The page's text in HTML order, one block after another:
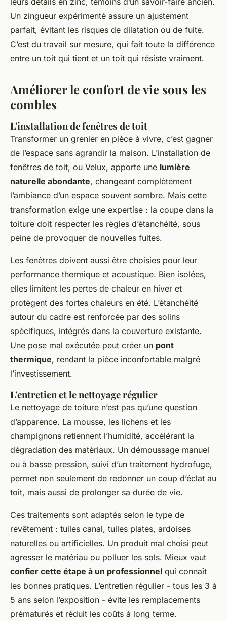
Un zingueur expérimenté assure un ajustement
parfait, évitant les risques de dilatation ou de fuite.
C’est du travail sur mesure, qui fait toute la différence
entre un toit qui tient et un toit qui résiste vraiment.
Améliorer le confort de vie sous les
combles
L'installation de fenêtres de toit
Transformer un grenier en pièce à vivre, c’est gagner
de l’espace sans agrandir la maison. L’installation de
fenêtres de toit, ou Velux, apporte une lumière
naturelle abondante, changeant complètement
l’ambiance d’un espace souvent sombre. Mais cette
transformation exige une expertise : la coupe dans la
toiture doit respecter les règles d’étanchéité, sous
peine de provoquer de nouvelles fuites.
Les fenêtres doivent aussi être choisies pour leur
performance thermique et acoustique. Bien isolées,
elles limitent les pertes de chaleur en hiver et
protègent des fortes chaleurs en été. L’étanchéité
autour du cadre est renforcée par des solins
spécifiques, intégrés dans la couverture existante.
Une pose mal exécutée peut créer un pont
thermique, rendant la pièce inconfortable malgré
l’investissement.
L'entretien et le nettoyage régulier
Le nettoyage de toiture n’est pas qu’une question
d’apparence. La mousse, les lichens et les
champignons retiennent l’humidité, accélérant la
dégradation des matériaux. Un démoussage manuel
ou à basse pression, suivi d’un traitement hydrofuge,
permet non seulement de redonner un coup d’éclat au
toit, mais aussi de prolonger sa durée de vie.
Ces traitements sont adaptés selon le type de
revêtement : tuiles canal, tuiles plates, ardoises
naturelles ou artificielles. Un produit mal choisi peut
agresser le matériau ou polluer les sols. Mieux vaut
confier cette étape à un professionnel qui connaît
les bonnes pratiques. L’entretien régulier - tous les 3 à
5 ans selon l’exposition - évite les remplacements
prématurés et réduit les coûts à long terme.